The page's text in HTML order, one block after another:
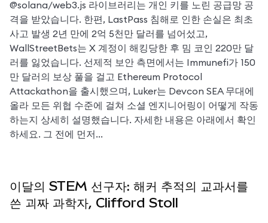
@solana/web3.js 라이브러리는 개인 키를 노린 공급망 공
격을 받았습니다. 한편, LastPass 침해로 인한 손실은 최초
사고 발생 2년 만에 2억 5천만 달러를 넘어섰고,
WallStreetBets는 X 계정이 해킹당한 후 밈 코인 220만 달
러를 잃었습니다. 선제적 보안 측면에서는 Immunefi가 150
만 달러의 보상 풀을 걸고 Ethereum Protocol
Attackathon을 출시했으며, Luker는 Devcon SEA 무대에
올라 모든 위협 수준에 걸쳐 소셜 엔지니어링이 어떻게 작동
하는지 상세히 설명했습니다. 자세한 내용은 아래에서 확인
하세요. 그 전에 먼저...
이달의 STEM 선구자: 해커 추적의 교과서를
쓴 괴짜 과학자, Clifford Stoll